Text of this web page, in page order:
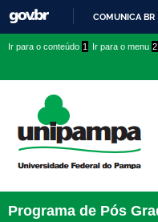
COMUNICA BR
conteúdo
menu
superior
menu
Ir para o conteúdo 1 Ir para o menu 2